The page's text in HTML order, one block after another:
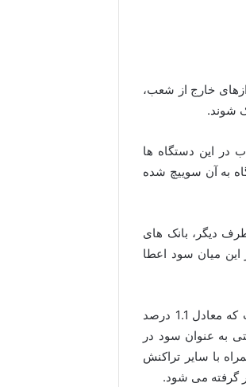
طرح اعطای خودپردازهای خارج از شعب،
شوند.
در این دستگاه ها
به آن سوییچ شده
دیگر، بانک های
میان سود اعطا
در ضمن بیشترین سود مربوط به برداشت وجه نقد از دستگاه های خودپرداز است که معادل 1.1 درصد
به عنوان سود در
از دستگاه ، همراه با سایر تراکنش
گرفته می شود.